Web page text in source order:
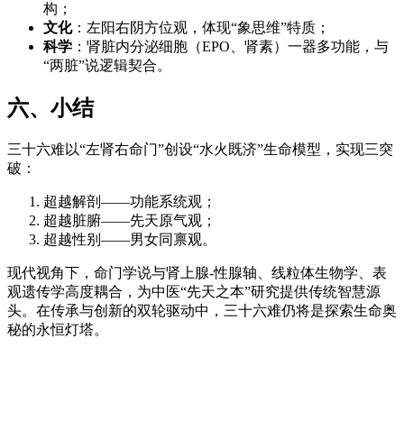
构；
文化：左阳右阴方位观，体现“象思维”特质；
科学 ：肾脏内分泌细胞（EPO、肾素）一器多功能，与
“两脏”说逻辑契合。
六、小结
三十六难以“左肾右命门”创设“水火既济”生命模型，实现三突
破：
超越解剖——功能系统观；
超越脏腑——先天原气观；
超越性别——男女同禀观。
现代视角下，命门学说与肾上腺-性腺轴、线粒体生物学、表
观遗传学高度耦合，为中医“先天之本”研究提供传统智慧源
头。在传承与创新的双轮驱动中，三十六难仍将是探索生命奥
秘的永恒灯塔。